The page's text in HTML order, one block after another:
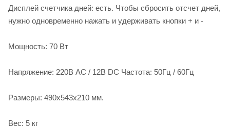
Дисплей счетчика дней: есть. Чтобы сбросить отсчет дней,
нужно одновременно нажать и удерживать кнопки + и -
Мощность: 70 Вт
Напряжение: 220В AC / 12В DC Частота: 50Гц / 60Гц
Размеры: 490х543х210 мм.
Вес: 5 кг